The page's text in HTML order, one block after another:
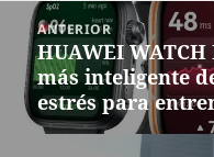
Navegación
entradas
ANTERIOR
Entrada
anterior:
HUAWEI
más inteligente
estrés para